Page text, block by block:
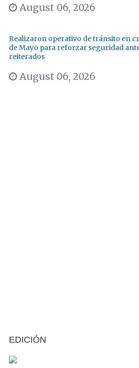
August 06, 2026
Realizaron operativo de tránsito en
de Mayo para reforzar seguridad
reiterados
August 06, 2026
EDICIÓN